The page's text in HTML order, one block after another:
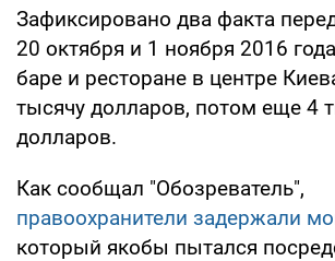
Зафиксировано два факта
20 октября и 1 ноября 2016
баре и ресторане в центре
тысячу долларов, потом еще 4
долларов.
Как сообщал "Обозреватель",
правоохранители задержали
который якобы пытался